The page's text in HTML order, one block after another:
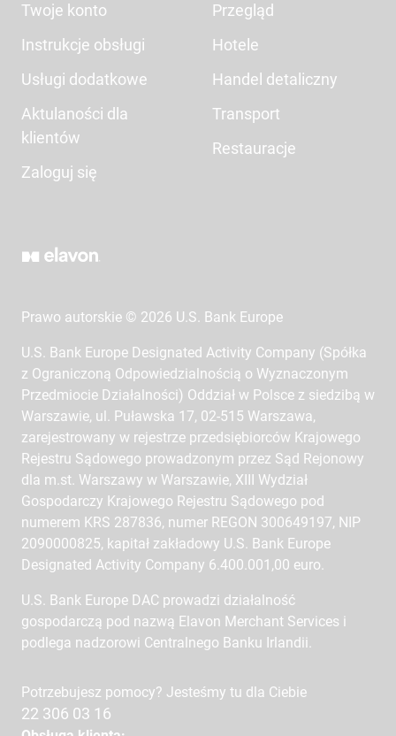
Twoje konto
Instrukcje obsługi
Usługi dodatkowe
Aktulaności dla
klientów
Zaloguj się
Przegląd
Hotele
Handel detaliczny
Transport
Restauracje
Prawo autorskie © 2026 U.S. Bank Europe
U.S. Bank Europe Designated Activity Company (Spółka
z Ograniczoną Odpowiedzialnością o Wyznaczonym
Przedmiocie Działalności) Oddział w Polsce z siedzibą w
Warszawie, ul. Puławska 17, 02-515 Warszawa,
zarejestrowany w rejestrze przedsiębiorców Krajowego
Rejestru Sądowego prowadzonym przez Sąd Rejonowy
dla m.st. Warszawy w Warszawie, XIII Wydział
Gospodarczy Krajowego Rejestru Sądowego pod
numerem KRS 287836, numer REGON 300649197, NIP
2090000825, kapitał zakładowy U.S. Bank Europe
Designated Activity Company 6.400.001,00 euro.
U.S. Bank Europe DAC prowadzi działalność
gospodarczą pod nazwą Elavon Merchant Services i
podlega nadzorowi Centralnego Banku Irlandii.
Potrzebujesz pomocy? Jesteśmy tu dla Ciebie
22 306 03 16